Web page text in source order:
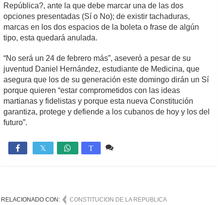
República?, ante la que debe marcar una de las dos
opciones presentadas (Sí o No); de existir tachaduras,
marcas en los dos espacios de la boleta o frase de algún
tipo, esta quedará anulada.
“No será un 24 de febrero más”, aseveró a pesar de su
juventud Daniel Hernández, estudiante de Medicina, que
asegura que los de su generación este domingo dirán un Sí
porque quieren “estar comprometidos con las ideas
martianas y fidelistas y porque esta nueva Constitución
garantiza, protege y defiende a los cubanos de hoy y los del
futuro”.
 T
RELACIONADO CON:
CONSTITUCION DE LA REPUBLICA